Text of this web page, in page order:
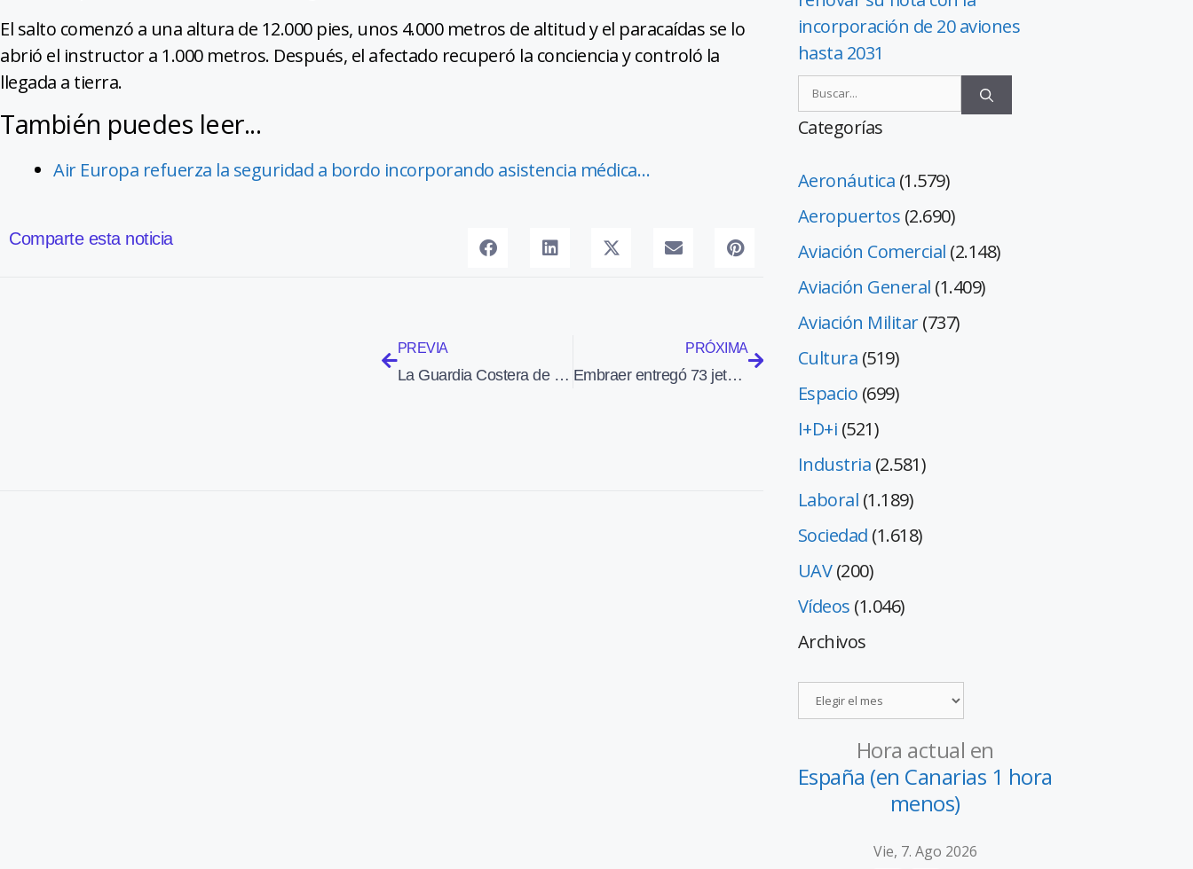
El salto comenzó a una altura de 12.000 pies, unos 4.000 metros de altitud y el paracaídas se lo
abrió el instructor a 1.000 metros. Después, el afectado recuperó la conciencia y controló la
llegada a tierra.
También puedes leer...
Air Europa refuerza la seguridad a bordo incorporando asistencia médica…
Comparte esta noticia
PREVIA
La Guardia Costera de Japón recibe un EC225 para misiones de búsqueda y rescate
PRÓXIMA
Embraer entregó 73 jets Phenom 300 en 2014
incorporación de 20 aviones
hasta 2031
Categorías
Aeronáutica (1.579)
Aeropuertos (2.690)
Aviación Comercial (2.148)
Aviación General (1.409)
Aviación Militar(737)
Cultura (519)
Espacio (699)
I+D+i (521)
Industria (2.581)
Laboral (1.189)
Sociedad (1.618)
UAV(200)
Vídeos (1.046)
Archivos
Hora actual en
España (en Canarias 1 hora
menos)